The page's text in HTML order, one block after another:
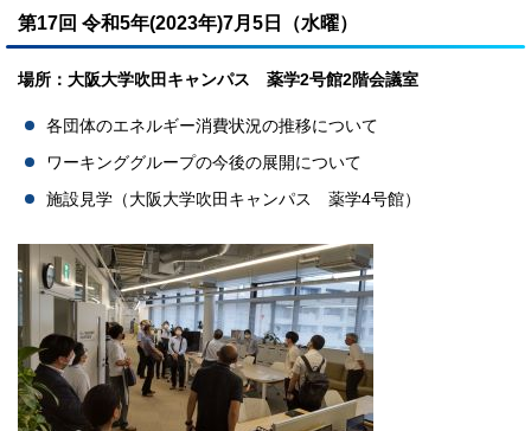
第17回 令和5年(2023年)7月5日（水曜）
場所：大阪大学吹田キャンパス 薬学2号館2階会議室
各団体のエネルギー消費状況の推移について
ワーキンググループの今後の展開について
施設見学（大阪大学吹田キャンパス 薬学4号館）